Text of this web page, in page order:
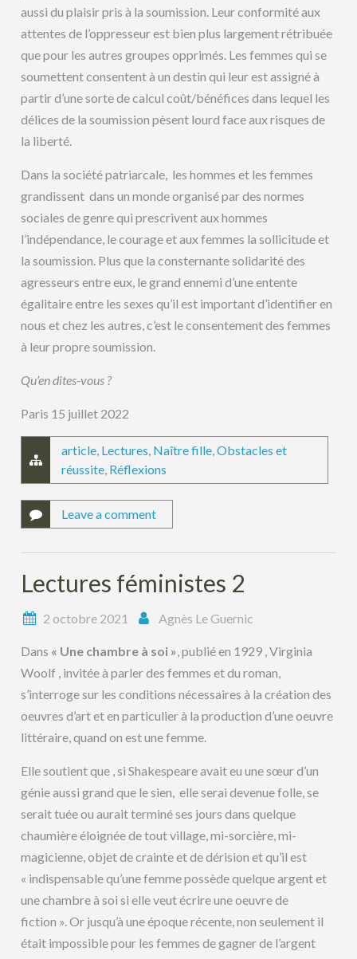
aussi du plaisir pris à la soumission. Leur conformité aux
attentes de l’oppresseur est bien plus largement rétribuée
que pour les autres groupes opprimés. Les femmes qui se
soumettent consentent à un destin qui leur est assigné à
partir d’une sorte de calcul coût/bénéfices dans lequel les
délices de la soumission pèsent lourd face aux risques de
la liberté.
Dans la société patriarcale, les hommes et les femmes
grandissent dans un monde organisé par des normes
sociales de genre qui prescrivent aux hommes
l’indépendance, le courage et aux femmes la sollicitude et
la soumission. Plus que la consternante solidarité des
agresseurs entre eux, le grand ennemi d’une entente
égalitaire entre les sexes qu’il est important d’identifier en
nous et chez les autres, c’est le consentement des femmes
à leur propre soumission.
Qu’en dites-vous ?
Paris 15 juillet 2022
article, Lectures, Naître fille,Obstacles et
réussite, Réflexions
Leave a comment
Lectures féministes 2
2 octobre 2021 Agnès Le Guernic
Dans « Une chambre à soi », publié en 1929 , Virginia
Woolf , invitée à parler des femmes et du roman,
s’interroge sur les conditions nécessaires à la création des
oeuvres d’art et en particulier à la production d’une oeuvre
littéraire, quand on est une femme.
Elle soutient que , si Shakespeare avait eu une sœur d’un
génie aussi grand que le sien, elle serai devenue folle, se
serait tuée ou aurait terminé ses jours dans quelque
chaumière éloignée de tout village, mi-sorcière, mi-
magicienne, objet de crainte et de dérision et qu’il est
« indispensable qu’une femme possède quelque argent et
une chambre à soi si elle veut écrire une oeuvre de
fiction ». Or jusqu’à une époque récente, non seulement il
était impossible pour les femmes de gagner de l’argent